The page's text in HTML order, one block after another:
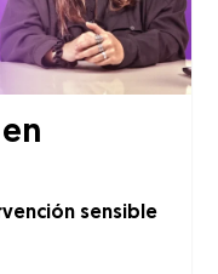
sensible